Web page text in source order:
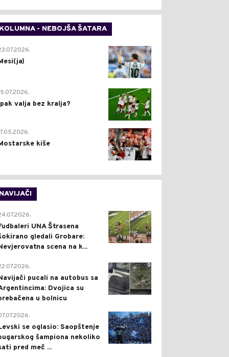
KOLUMNA - NEBOJŠA ŠATARA
0
2
valja bez kralja?
0
kiše
NAVIJAČI
0
UNA Štrasena
gledali Grobare:
scena na k...
0
pucali na autobus sa
Dvojica su
u bolnicu
1
se oglasio: Saopštenje
šampiona nekoliko
pred meč ...